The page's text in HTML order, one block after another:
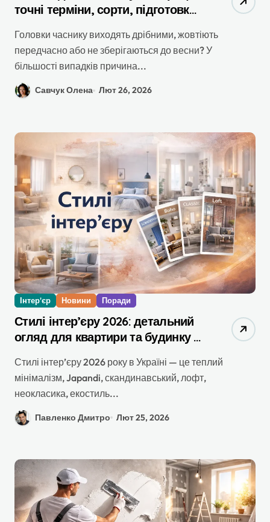
точні терміни, сорти, підготовка
Головки часнику виходять дрібними, жовтіють
передчасно або не зберігаються до весни? У
більшості випадків причина...
Савчук Олена Лют 26, 2026
Інтер'єр Новини Поради
Стилі інтер’єру 2026: детальний
огляд для квартири та будинку в
Стилі інтер’єру 2026 року в Україні — це теплий
мінімалізм, Japandi, скандинавський, лофт,
неокласика, екостиль...
Павленко Дмитро Лют 25, 2026